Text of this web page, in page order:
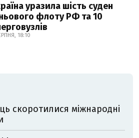
уразила шість суден
флоту РФ та 10
18:10
скоротилися міжнародні